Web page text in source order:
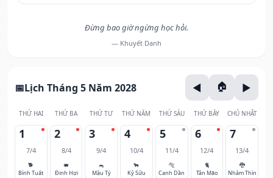
Đừng bao giờ ngừng học hỏi.
— Khuyết Danh
Lịch Tháng 5 Năm 2028
THỨ HAI THỨ BA THỨ TƯ THỨ NĂM THỨ SÁU THỨ BẢY CHỦ NHẬT
1
7/4
🐕
Bính Tuất
2
8/4
🐖
Đinh Hợi
3
9/4
🐀
Mậu Tý
4
10/4
🐂
Kỷ Sửu
5
11/4
🐅
Canh Dần
6
12/4
🐈
Tân Mão
7
13/4
🐉
Nhâm Thìn